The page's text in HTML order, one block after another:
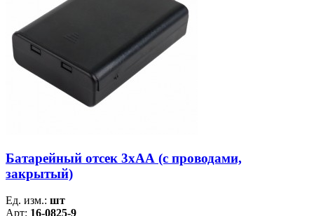
Батарейный отсек 3хАА (с проводами,
закрытый)
Ед. изм.: шт
Арт: 16-0825-9